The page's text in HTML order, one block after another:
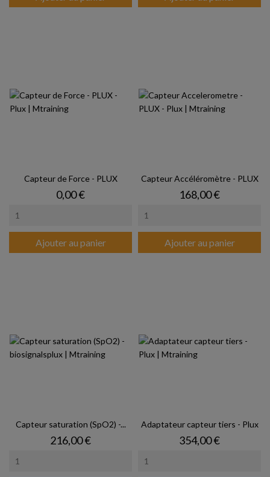
Capteur de Force - PLUX
Prix
0,00 €
Ajouter au panier
Capteur Accéléromètre - PLUX
Prix
168,00 €
Ajouter au panier
Capteur saturation (SpO2) -...
Prix
216,00 €
Adaptateur capteur tiers - Plux
Prix
354,00 €